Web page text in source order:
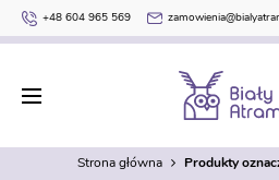
+48 604 965 569
zdolny
Strona główna Produkty